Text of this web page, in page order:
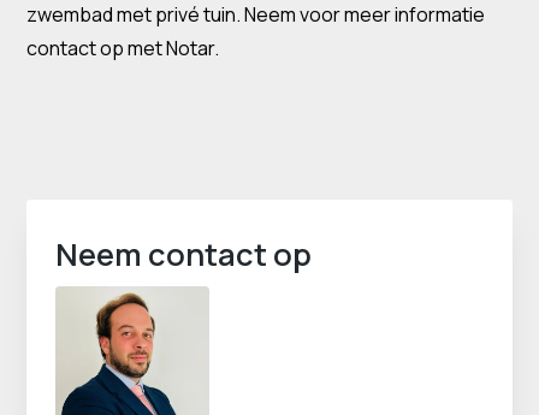
zwembad met privé tuin. Neem voor meer informatie
contact op met Notar.
Neem contact op